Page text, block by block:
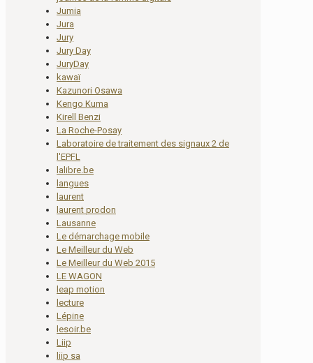
Jumia
Jura
Jury
Jury Day
JuryDay
kawaï
Kazunori Osawa
Kengo Kuma
Kirell Benzi
La Roche-Posay
Laboratoire de traitement des signaux 2 de
l'EPFL
lalibre.be
langues
laurent
laurent prodon
Lausanne
Le démarchage mobile
Le Meilleur du Web
Le Meilleur du Web 2015
LE WAGON
leap motion
lecture
Lépine
lesoir.be
Liip
liip sa